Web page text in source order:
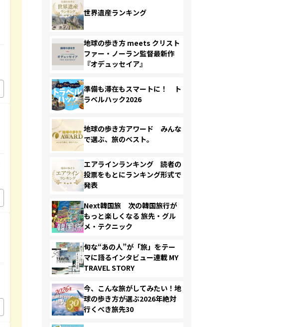
世界遺産ランキング
地球の歩き方 meets クリスト
ファー・ノーラン監督最新作
『オデュッセイア』
準備も滞在もスマートに！ ト
ラベルハック2026
地球の歩き方アワード みんな
で選ぶ、旅のベスト。
エアラインランキング 読者の
投票をもとにランキング形式で
発表
Next韓国旅 次の韓国旅行が
もっと楽しくなる 旅先・グル
メ・テクニック
旬な“あの人”が「旅」をテー
マに語るインタビュー連載 MY
TRAVEL STORY
今、こんな旅がしてみたい！地
球の歩き方が選ぶ2026年絶対
行くべき旅先30